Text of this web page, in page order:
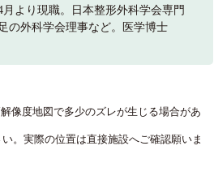
月より現職。日本整形外科学会専門
の外科学会理事など。医学博士
像度地図で多少のズレが生じる場合があ
。実際の位置は直接施設へご確認願いま